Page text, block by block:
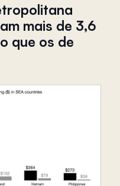
mais de 3,6
que os de